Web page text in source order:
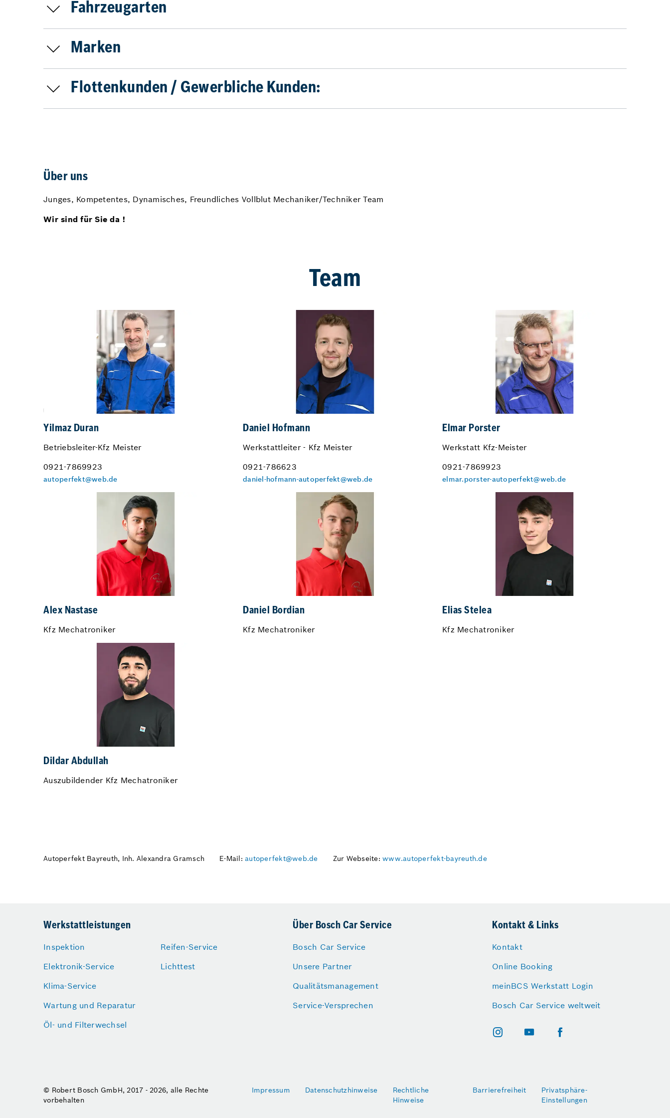
Fahrzeugarten
Marken
Flottenkunden / Gewerbliche Kunden:
Über uns
Junges, Kompetentes, Dynamisches, Freundliches Vollblut Mechaniker/Techniker Team
Wir sind für Sie da !
Team
Yilmaz Duran
Betriebsleiter-Kfz Meister
0921-7869923
autoperfekt@web.de
Daniel Hofmann
Werkstattleiter - Kfz Meister
0921-786623
daniel-hofmann-autoperfekt@web.de
Elmar Porster
Werkstatt Kfz-Meister
0921-7869923
elmar.porster-autoperfekt@web.de
Alex Nastase
Kfz Mechatroniker
Daniel Bordian
Kfz Mechatroniker
Elias Stelea
Kfz Mechatroniker
Dildar Abdullah
Auszubildender Kfz Mechatroniker
Autoperfekt Bayreuth, Inh. Alexandra Gramsch E-Mail: autoperfekt@web.de Zur Webseite: www.autoperfekt-bayreuth.de
Werkstattleistungen
Inspektion
Elektronik-Service
Klima-Service
Wartung und Reparatur
Öl- und Filterwechsel
Reifen-Service
Lichttest
Über Bosch Car Service
Bosch Car Service
Unsere Partner
Qualitätsmanagement
Service-Versprechen
Kontakt & Links
Kontakt
Online Booking
meinBCS Werkstatt Login
Bosch Car Service weltweit
© Robert Bosch GmbH, 2017 - 2026, alle Rechte
vorbehalten
Impressum Datenschutzhinweise
Rechtliche
Hinweise
Barrierefreiheit
Privatsphäre-
Einstellungen